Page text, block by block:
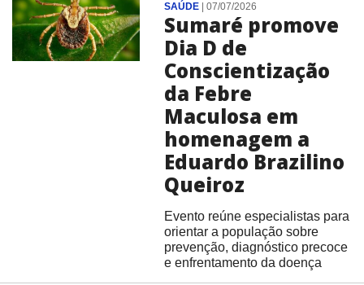
SAÚDE| 07/07/2026
Sumaré promove
Dia D de
Conscientização
da Febre
Maculosa em
homenagem a
Eduardo Brazilino
Queiroz
Evento reúne especialistas para
orientar a população sobre
prevenção, diagnóstico precoce
e enfrentamento da doença